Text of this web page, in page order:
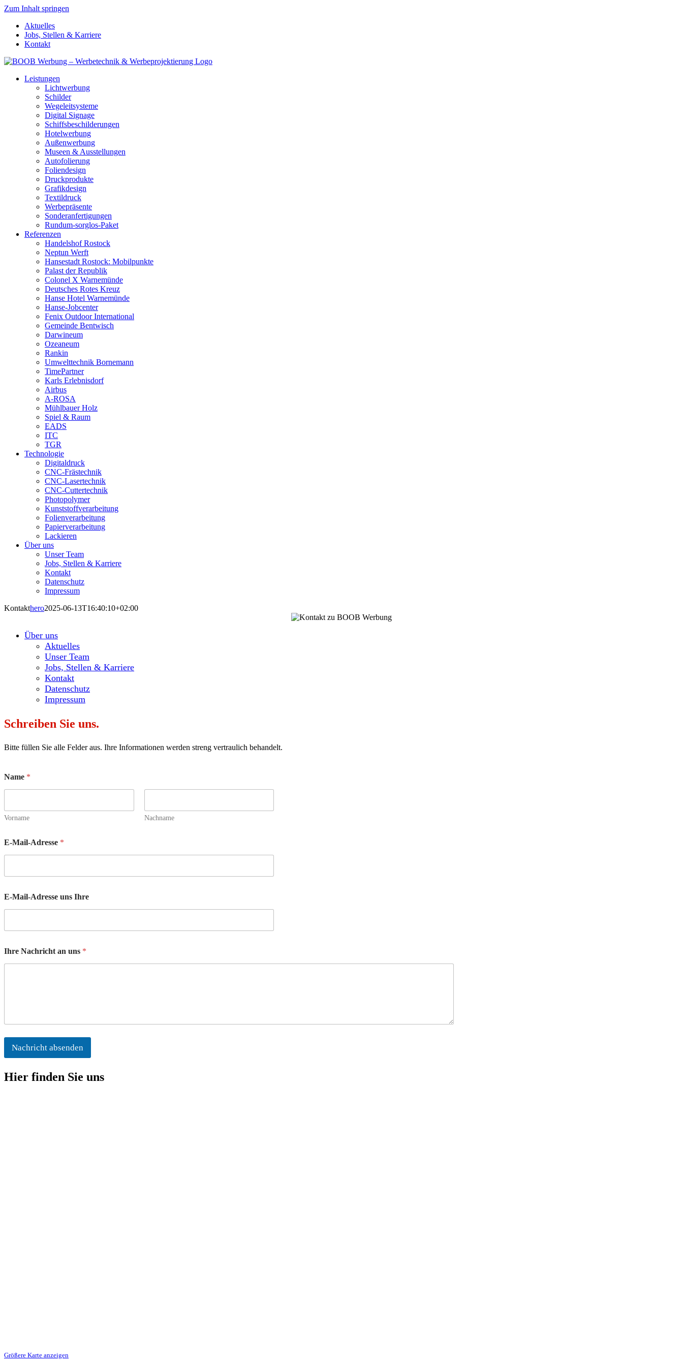
Zum Inhalt springen
Aktuelles
Jobs, Stellen & Karriere
Kontakt
Leistungen
Lichtwerbung
Schilder
Wegeleitsysteme
Digital Signage
Schiffsbeschilderungen
Hotelwerbung
Außenwerbung
Museen & Ausstellungen
Autofolierung
Foliendesign
Druckprodukte
Grafikdesign
Textildruck
Werbepräsente
Sonderanfertigungen
Rundum-sorglos-Paket
Referenzen
Handelshof Rostock
Neptun Werft
Hansestadt Rostock: Mobilpunkte
Palast der Republik
Colonel X Warnemünde
Deutsches Rotes Kreuz
Hanse Hotel Warnemünde
Hanse-Jobcenter
Fenix Outdoor International
Gemeinde Bentwisch
Darwineum
Ozeaneum
Rankin
Umwelttechnik Bornemann
TimePartner
Karls Erlebnisdorf
Airbus
A-ROSA
Mühlbauer Holz
Spiel & Raum
EADS
ITC
TGR
Technologie
Digitaldruck
CNC-Frästechnik
CNC-Lasertechnik
CNC-Cuttertechnik
Photopolymer
Kunststoffverarbeitung
Folienverarbeitung
Papierverarbeitung
Lackieren
Über uns
Unser Team
Jobs, Stellen & Karriere
Kontakt
Datenschutz
Impressum
Kontakthero2025-06-13T16:40:10+02:00
Über uns
Aktuelles
Unser Team
Jobs, Stellen & Karriere
Kontakt
Datenschutz
Impressum
Schreiben Sie uns.
Bitte füllen Sie alle Felder aus. Ihre Informationen werden streng vertraulich behandelt.
Name *
Vorname Nachname
E-Mail-Adresse *
E-Mail-Adresse uns Ihre
Ihre Nachricht an uns *
Nachricht absenden
Hier finden Sie uns
Größere Karte anzeigen